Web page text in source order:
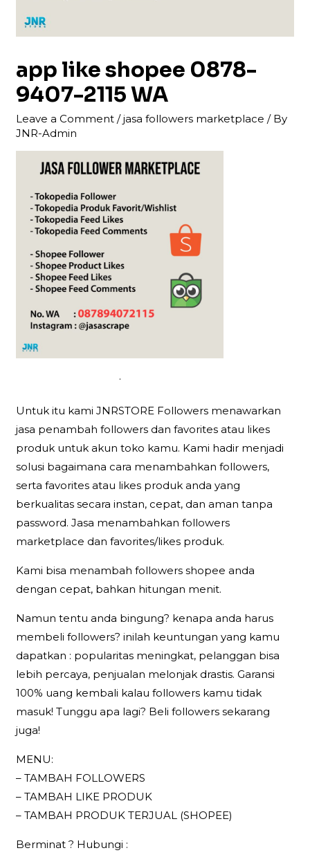
app like shopee 0878-
9407-2115 WA
Leave a Comment /jasa followers marketplace / By
JNR-Admin
.
Untuk itu kami JNRSTORE Followers menawarkan
jasa penambah followers dan favorites atau likes
produk untuk akun toko kamu. Kami hadir menjadi
solusi bagaimana cara menambahkan followers,
serta favorites atau likes produk anda yang
berkualitas secara instan, cepat, dan aman tanpa
password. Jasa menambahkan followers
marketplace dan favorites/likes produk.
Kami bisa menambah followers shopee anda
dengan cepat, bahkan hitungan menit.
Namun tentu anda bingung? kenapa anda harus
membeli followers? inilah keuntungan yang kamu
dapatkan : popularitas meningkat, pelanggan bisa
lebih percaya, penjualan melonjak drastis. Garansi
100% uang kembali kalau followers kamu tidak
masuk! Tunggu apa lagi? Beli followers sekarang
juga!
MENU:
– TAMBAH FOLLOWERS
– TAMBAH LIKE PRODUK
– TAMBAH PRODUK TERJUAL (SHOPEE)
Berminat ? Hubungi :